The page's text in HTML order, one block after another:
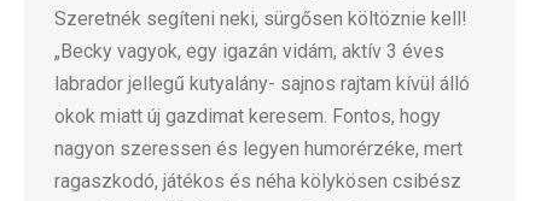
Szeretnék segíteni neki, sürgősen költöznie kell!
„Becky vagyok, egy igazán vidám, aktív 3 éves
labrador jellegű kutyalány- sajnos rajtam kívül álló
okok miatt új gazdimat keresem. Fontos, hogy
nagyon szeressen és legyen humorérzéke, mert
ragaszkodó, játékos és néha kölykösen csibész